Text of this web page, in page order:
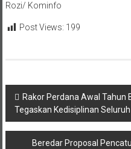
Rozi/ Kominfo
Post Views: 199
Navigasi
pos
Rakor Perdana Awal Tahun
Tegaskan Kedisiplinan
Beredar Proposal